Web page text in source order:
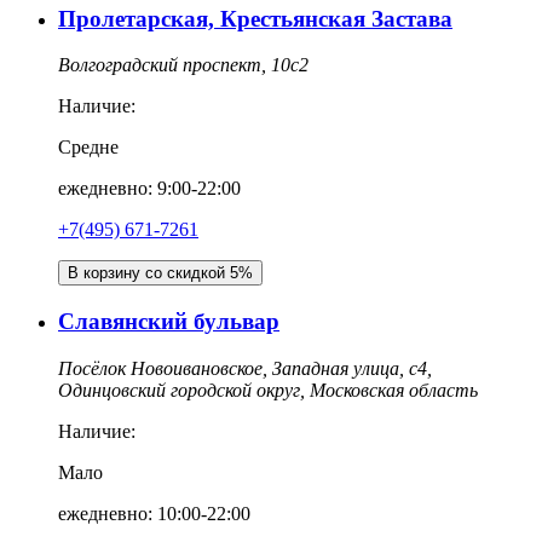
Пролетарская, Крестьянская Застава
Волгоградский проспект, 10с2
Наличие:
Средне
ежедневно: 9:00-22:00
+7(495) 671-7261
В корзину со скидкой 5%
Славянский бульвар
Посёлок Новоивановское, Западная улица, с4,
Одинцовский городской округ, Московская область
Наличие:
Мало
ежедневно: 10:00-22:00